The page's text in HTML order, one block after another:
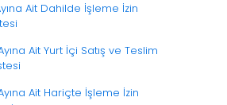
Ait Dahilde İşleme İzin
Ait Yurt İçi Satış ve Teslim
Ait Hariçte İşleme İzin